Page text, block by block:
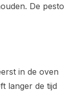
De pesto
in de oven
langer de tijd